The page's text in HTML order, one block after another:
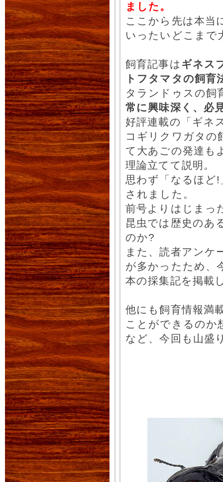
ました。
ここから先は本当
いったいどこまで
飼育記事は ギネス
トフタマタの飼育
タランドゥスの飼
常に興味深く、必
好評連載の「ギネ
コギリクワガタの
て大あごの発達も
理論立てて説明。
思わず「なるほど
されました。
前号よりはじまっ
昆虫では歴史のあ
のか?
また、読者アンケ
が多かったため、
本の採集記を掲載
他にも飼育情報満
ことができるのか
など、今回も山盛